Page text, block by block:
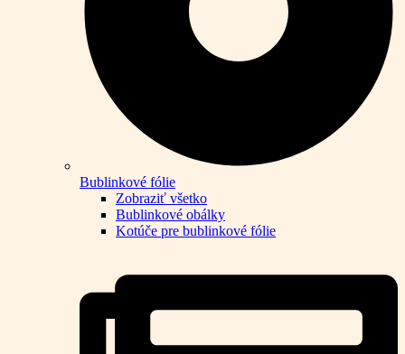
Bublinkové fólie
Zobraziť všetko
Bublinkové obálky
Kotúče pre bublinkové fólie